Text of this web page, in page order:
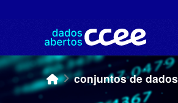
conjuntos de dados